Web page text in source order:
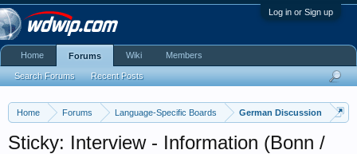
Log in or Sign up
Home Forums Language-Specific Boards German Discussion
Sticky: Interview - Information (Bonn /
Home Forums
Search Forums Recent Posts
Wiki Members